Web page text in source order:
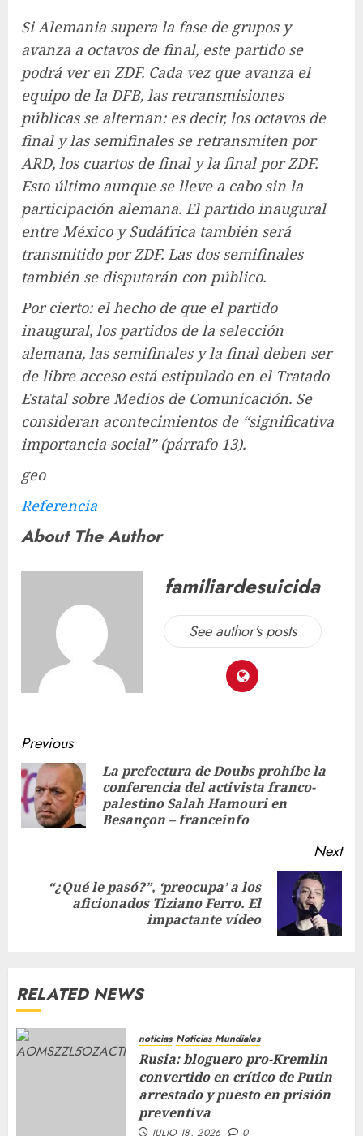
Si Alemania supera la fase de grupos y
avanza a octavos de final, este partido se
podrá ver en ZDF. Cada vez que avanza el
equipo de la DFB, las retransmisiones
públicas se alternan: es decir, los octavos de
final y las semifinales se retransmiten por
ARD, los cuartos de final y la final por ZDF.
Esto último aunque se lleve a cabo sin la
participación alemana. El partido inaugural
entre México y Sudáfrica también será
transmitido por ZDF. Las dos semifinales
también se disputarán con público.
Por cierto: el hecho de que el partido
inaugural, los partidos de la selección
alemana, las semifinales y la final deben ser
de libre acceso está estipulado en el Tratado
Estatal sobre Medios de Comunicación. Se
consideran acontecimientos de “significativa
importancia social” (párrafo 13).
geo
Referencia
About The Author
familiardesuicida
See author's posts
Previous
La prefectura de Doubs prohíbe la
conferencia del activista franco-
palestino Salah Hamouri en
Besançon – franceinfo
Next
“¿Qué le pasó?”, ‘preocupa’ a los
aficionados Tiziano Ferro. El
impactante vídeo
RELATED NEWS
noticias Noticias Mundiales
Rusia: bloguero pro-Kremlin
convertido en crítico de Putin
arrestado y puesto en prisión
preventiva
JULIO 18, 2026 0